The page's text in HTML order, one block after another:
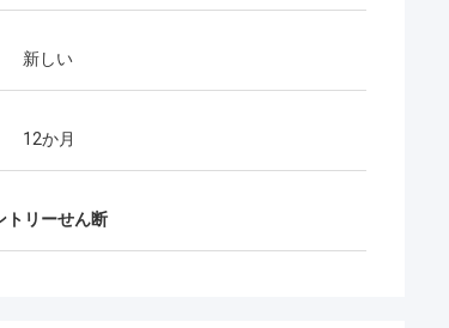
新しい
12か月
トリーせん断